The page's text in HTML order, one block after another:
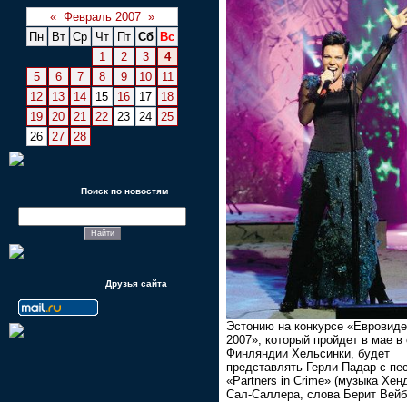
« Февраль 2007 »
Пн
Вт Ср Чт Пт Сб
Вс
1
2 3
4
5
6 7 8 9 10
11
12
13 14 15 16 17
18
19
20 21 22 23 24
25
26
27 28
Поиск по новостям
Друзья сайта
Эстонию на конкурсе
2007», который пройдет в мае в
Финляндии Хельсинки, будет
представлять Герли Падар с
«Partners in Crime» (музыка
Сал-Саллера, слова Берит